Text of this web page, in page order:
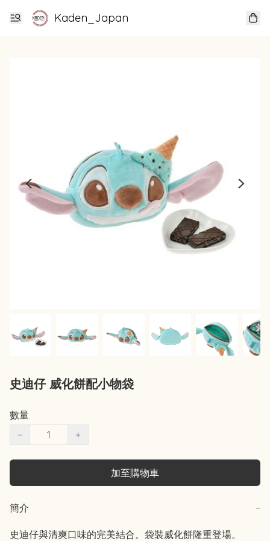
Kaden_Japan
史迪仔 威化餅配小物袋
數量
−
+
加至購物車
簡介 −
史迪仔與清爽口味的完美結合。袋裝威化餅隆重登場。